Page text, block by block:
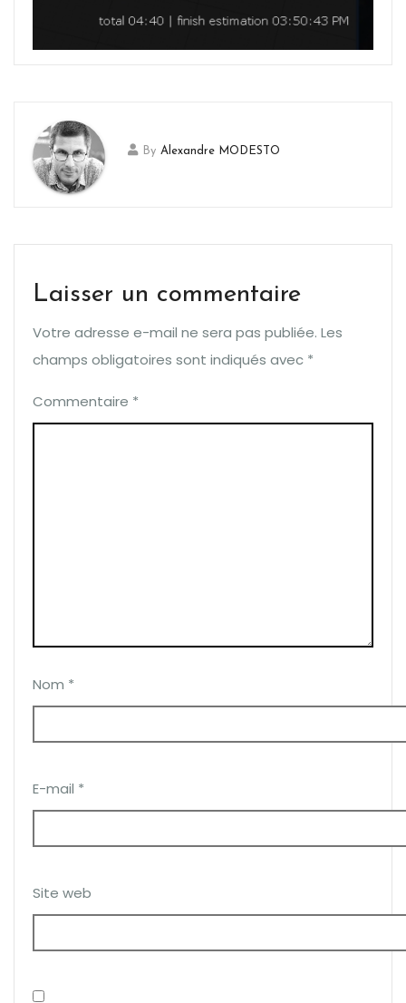
By Alexandre MODESTO
Laisser un commentaire
Votre adresse e-mail ne sera pas publiée. Les
champs obligatoires sont indiqués avec *
Commentaire *
Nom *
E-mail *
Site web